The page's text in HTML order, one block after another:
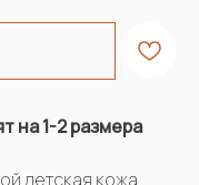
на 1-2 размера
детская кожа